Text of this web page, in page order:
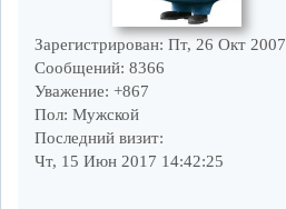
Зарегистрирован: Пт, 26 Окт 2007
Сообщений: 8366
Уважение: +867
Пол: Мужской
Последний визит:
Чт, 15 Июн 2017 14:42:25